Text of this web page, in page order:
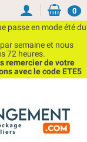
passe en mode été du
semaine et nous
72 heures.
remercier de votre
avec le code ETE5
0